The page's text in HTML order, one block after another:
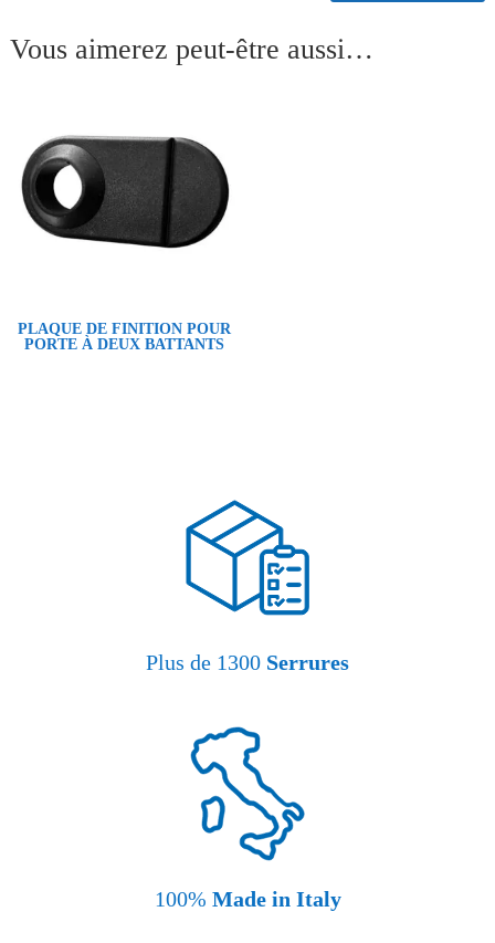
Vous aimerez peut-être aussi…
PLAQUE DE FINITION POUR
PORTE À DEUX BATTANTS
Plus de 1300 Serrures
100% Made in Italy